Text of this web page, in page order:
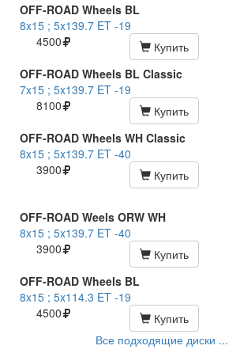
OFF-ROAD Wheels BL
8x15 ; 5x139.7 ET -19
4500
Купить
OFF-ROAD Wheels BL Classic
7x15 ; 5x139.7 ET -19
8100
Купить
OFF-ROAD Wheels WH Classic
8x15 ; 5x139.7 ET -40
3900
Купить
OFF-ROAD Weels ORW WH
8x15 ; 5x139.7 ET -40
3900
Купить
OFF-ROAD Wheels BL
8x15 ; 5x114.3 ET -19
4500
Купить
Все подходящие диски ...